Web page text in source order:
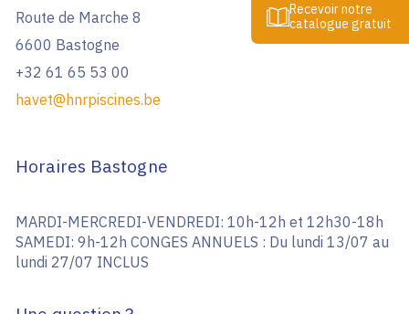
Recevoir notre
catalogue gratuit
Route de Marche 8
6600 Bastogne
+32 61 65 53 00
havet@hnrpiscines.be
Horaires Bastogne
MARDI-MERCREDI-VENDREDI: 10h-12h et 12h30-18h
SAMEDI: 9h-12h CONGES ANNUELS : Du lundi 13/07 au
lundi 27/07 INCLUS